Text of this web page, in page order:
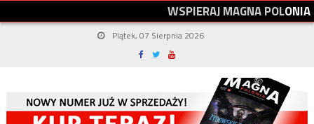
WSPIERAJMAGNAPOLONIA
Piątek, 07 Sierpnia 2026